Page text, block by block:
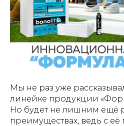
Мы не раз уже
линейке продукции
Но будет не лишним ещё
преимуществах, ведь с